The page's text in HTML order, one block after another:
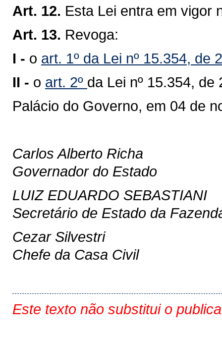
Art. 12. Esta Lei entra em vigor
Art. 13. Revoga:
I - o art. 1º da Lei nº 15.354, de
II - o art. 2º da Lei nº 15.354,
Palácio do Governo, em 04 de
Carlos Alberto Richa
Governador do Estado
LUIZ EDUARDO SEBASTIANI
Secretário de Estado da
Cezar Silvestri
Chefe da Casa Civil
Este texto não substitui o